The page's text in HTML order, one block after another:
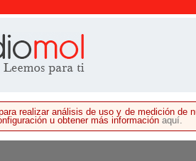
realizar análisis de uso y de medición de
u obtener más información aquí.